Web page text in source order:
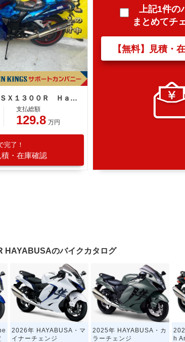
スズキ ハヤブサ（ＧＳＸ１３００Ｒ Ｈａｙａｂｕｓａ）
支払総額
129.8 万円
完了！
積・在庫確認
上記1件の
まとめてチ
【無料】見積・
HAYABUSAのバイクカタログ
2026年 HAYABUSA・マ
イナーチェンジ
2025年 HAYABUSA・カ
ラーチェンジ
h